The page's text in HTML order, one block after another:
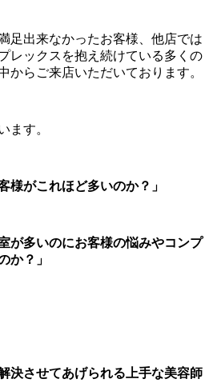
足出来なかったお客様、他店では
レックスを抱え続けている多くの
からご来店いただいております。
ます。
様がこれほど多いのか？」
が多いのにお客様の悩みやコンプ
か？」
決させてあげられる上手な美容師